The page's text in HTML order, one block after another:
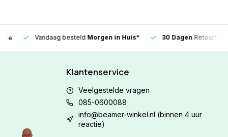
Vandaag besteldMorgen in Huis* 30 DagenRetour*
Klantenservice
Veelgestelde vragen
085-0600088
info@beamer-winkel.nl (binnen 4 uur
reactie)